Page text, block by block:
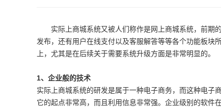
实际上商城系统又被人们称作是网上商城系统，前期
发布，还有用户在线支付以及客服解答等等各个功能板块
上，尤其是在后续关于需要系统升级方面是非常明显的。
1、企业般的技术
实际上商城系统的研发是属于一种电子商务，而这种电子
它的起点非常高，而且利用信息非常强。企业级别的软件